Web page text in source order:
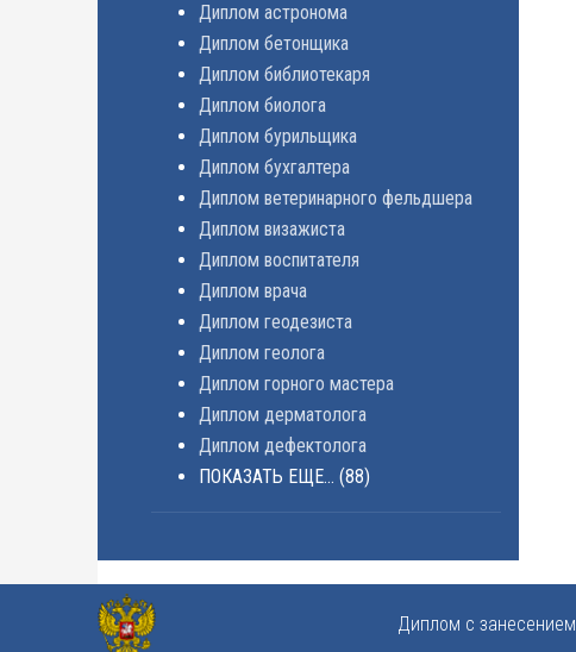
Диплом астронома
Диплом бетонщика
Диплом библиотекаря
Диплом биолога
Диплом бурильщика
Диплом бухгалтера
Диплом ветеринарного фельдшера
Диплом визажиста
Диплом воспитателя
Диплом врача
Диплом геодезиста
Диплом геолога
Диплом горного мастера
Диплом дерматолога
Диплом дефектолога
ПОКАЗАТЬ ЕЩЕ... (88)
Диплом с занесением